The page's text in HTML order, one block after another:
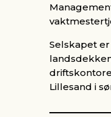
Selskapet
Lillesand i